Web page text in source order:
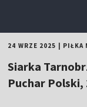
24 WRZE 2025 PIŁKA
Siarka
Puchar Polski,